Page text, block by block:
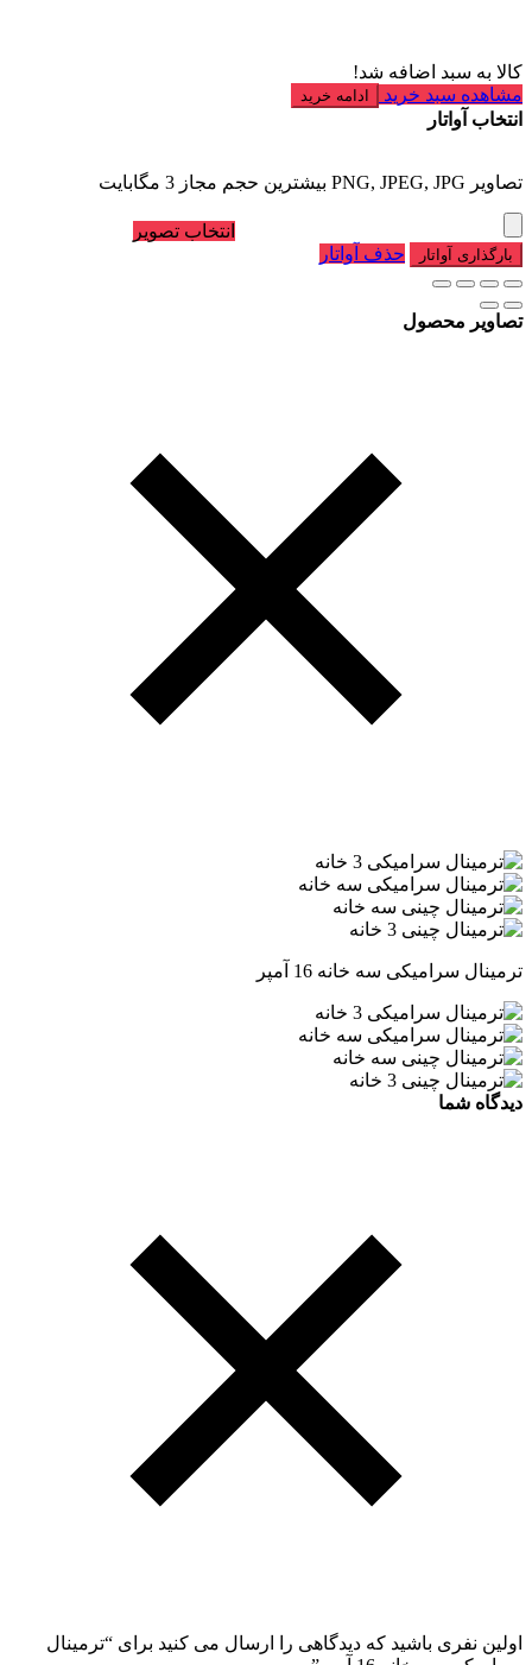
کالا به سبد اضافه شد!
مشاهده سبد خرید
ادامه خرید
انتخاب آواتار
تصاویر PNG, JPEG, JPG بیشترین حجم مجاز 3 مگابایت
انتخاب تصویر
بارگذاری آواتار حذف آواتار
تصاویر محصول
ترمینال سرامیکی سه خانه 16 آمپر
دیدگاه شما
اولین نفری باشید که دیدگاهی را ارسال می کنید برای “ترمینال